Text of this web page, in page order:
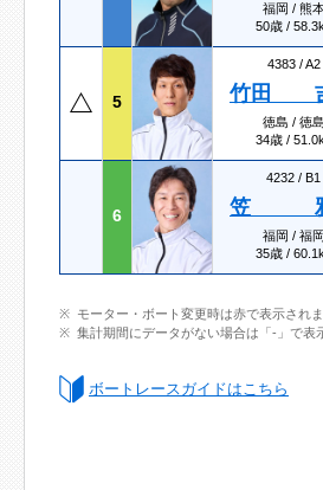
福岡 / 熊
50歳 /
5
4383 /A2
竹田
徳島 / 徳島
34歳 /
6
4232 / B1
笠 雅
福岡 / 福岡
35歳 /
モーター・ボート変更時は赤で表示されま
集計期間にデータがない場合は「-」で表
ボートレースガイドはこちら